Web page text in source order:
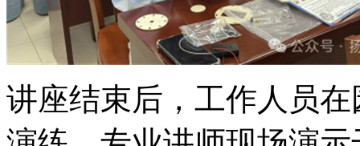
讲座结束后，工作人员